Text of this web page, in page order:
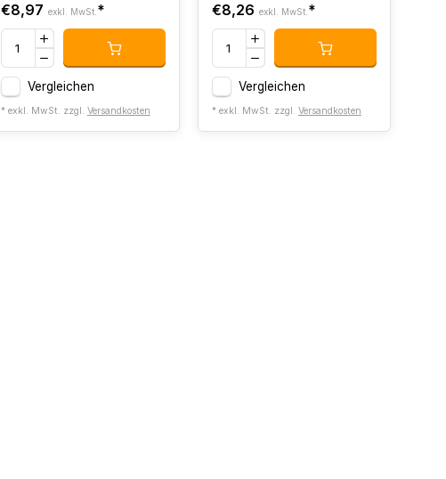
€8,97 exkl. MwSt. *
Vergleichen
* exkl. MwSt. zzgl. Versandkosten
€8,26 exkl. MwSt. *
Vergleichen
* exkl. MwSt. zzgl. Versandkosten